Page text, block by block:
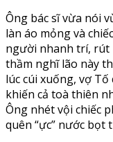
Ông bác sĩ vừa nói
làn áo mỏng và
người nhanh trí, rút
thầm nghĩ lão này
lúc cúi xuống, vợ
khiến cả toà thiên
Ông nhét vội chiếc
quên “ực” nước bọt